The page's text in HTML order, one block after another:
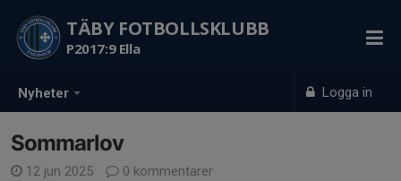
Nyheter Logga in
TÄBY FOTBOLLSKLUBB
P2017:9 Ella
Sommarlov
12 jun 2025 0 kommentarer